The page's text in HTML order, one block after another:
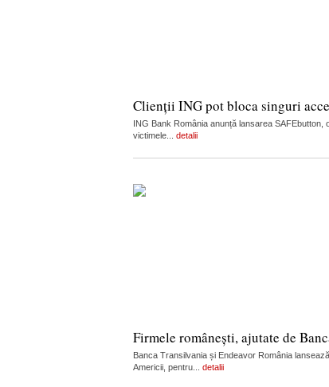
Clienții ING pot bloca singuri
ING Bank România anunță lansarea
victimele... detalii
Firmele românești, ajutate de
Banca Transilvania și Endeavor România
Americii, pentru... detalii